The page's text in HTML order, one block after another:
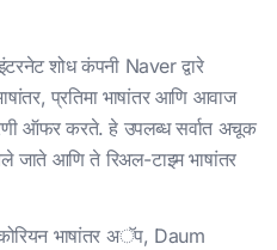
शोध कंपनी Naver द्वारे
प्रतिमा भाषांतर आणि आवाज
ऑफर करते. हे उपलब्ध सर्वात अचूक
जाते आणि ते रिअल-टाइम भाषांतर
भाषांतर अॅप, Daum